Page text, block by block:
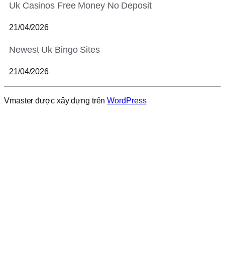
Uk Casinos Free Money No Deposit
21/04/2026
Newest Uk Bingo Sites
21/04/2026
Vmaster được xây dựng trênWordPress